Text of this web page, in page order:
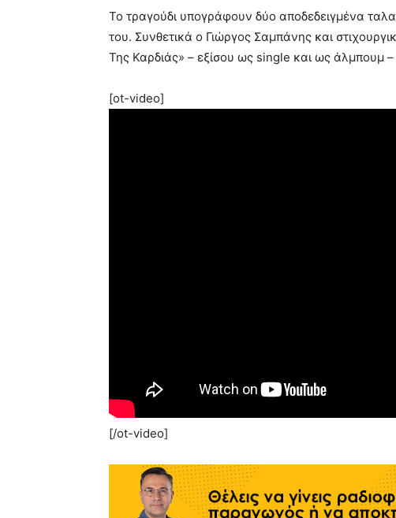
Το τραγούδι υπογράφουν δύο αποδεδειγμένα
του. Συνθετικά ο Γιώργος Σαμπάνης και
Της Καρδιάς» – εξίσου ως single και ως άλμπουμ
[ot-video]
[/ot-video]